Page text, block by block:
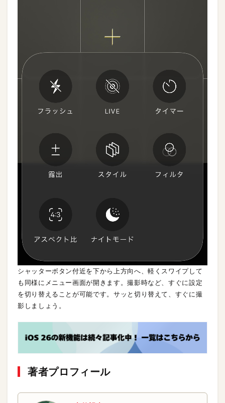
シャッターボタン付近を下から上方向へ、軽くスワイプして
も同様にメニュー画面が開きます。撮影時など、すぐに設定
を切り替えることが可能です。サッと切り替えて、すぐに撮
影しましょう。
著者プロフィール